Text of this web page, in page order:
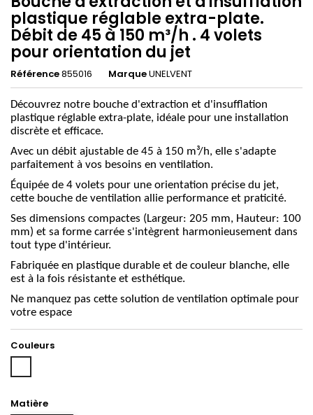
plastique réglable extra-plate.
Débit de 45 à 150 m³/h . 4 volets
pour orientation du jet
Référence855016 MarqueUNELVENT
Découvrez notre bouche d'extraction et d'insufflation
plastique réglable extra-plate, idéale pour une installation
discrète et efficace.
Avec un débit ajustable de 45 à 150 m³/h, elle s'adapte
parfaitement à vos besoins en ventilation.
Équipée de 4 volets pour une orientation précise du jet,
cette bouche de ventilation allie performance et praticité.
Ses dimensions compactes (Largeur: 205 mm, Hauteur: 100
mm) et sa forme carrée s'intègrent harmonieusement dans
tout type d'intérieur.
Fabriquée en plastique durable et de couleur blanche, elle
est à la fois résistante et esthétique.
Ne manquez pas cette solution de ventilation optimale pour
votre espace
Couleurs
Matière